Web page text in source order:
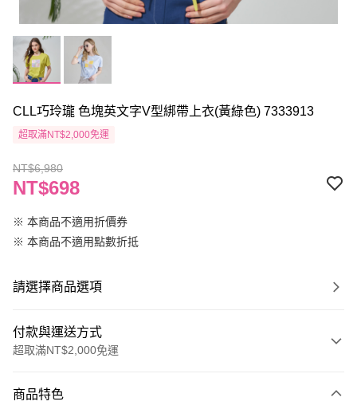
CLL巧玲瓏 色塊英文字V型綁帶上衣(黃綠色) 7333913
超取滿NT$2,000免運
NT$6,980
NT$698
※ 本商品不適用折價券
※ 本商品不適用點數折抵
請選擇商品選項
付款與運送方式
超取滿NT$2,000免運
信用卡一次付款
商品特色